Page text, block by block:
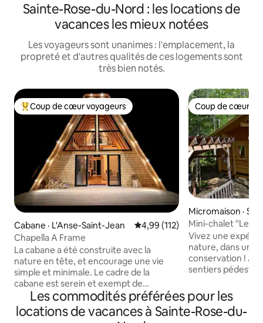
Sainte-Rose-du-Nord : les locations de
vacances les mieux notées
Les voyageurs sont unanimes : l'emplacement, la
propreté et d'autres qualités de ces logements sont
très bien notés.
Coup de cœur voyageurs parmi les plus aimés
Coup de cœur voyageurs
Cabane · L'Anse-Saint-Jean Note moyenne de 4,99 sur 5,
4,99 (112)
Chapella A Frame
La cabane a été construite avec la
nature en tête, et encourage une vie
simple et minimale. Le cadre de la
cabane est serein et exempt de
distractions quotidiennes avec des vues
incroyables sur la nature dans toutes les
directions. Parfait pour les couples ou les
Coup de cœur
Coup de cœur
Micromaison ·
Mini-chalet ''Le
Vivez une
nature, dans un
conservation !
sentiers
l'arrondissement
hébergements ,
confortables en
Les commodités préférées pour les
locations de vacances à Sainte-Rose-du-